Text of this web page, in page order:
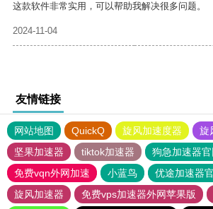
这款软件非常实用，可以帮助我解决很多问题。
2024-11-04
友情链接
网站地图 QuickQ 旋风加速度器
旋
坚果加速器
tiktok加速器
狗急加速器官
免费vqn外网加速
小蓝鸟 优途加速器
旋风加速器
免费vps加速器外网苹果版